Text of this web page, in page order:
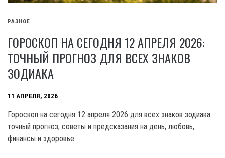
РАЗНОЕ
ГОРОСКОП НА СЕГОДНЯ 12 АПРЕЛЯ 2026:
ТОЧНЫЙ ПРОГНОЗ ДЛЯ ВСЕХ ЗНАКОВ
ЗОДИАКА
11 АПРЕЛЯ, 2026
Гороскоп на сегодня 12 апреля 2026 для всех знаков зодиака:
точный прогноз, советы и предсказания на день, любовь,
финансы и здоровье